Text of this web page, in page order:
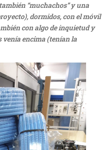
“muchachos” y una
dormidos, con el móvil
con algo de inquietud y
venía encima (tenían la